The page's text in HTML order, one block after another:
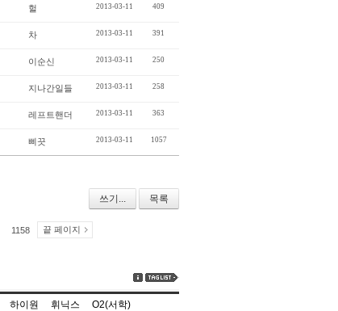
헐 2013-03-11 409
차 2013-03-11 391
이순신 2013-03-11 250
지나간일들 2013-03-11 258
레프트핸더 2013-03-11 363
삐끗 2013-03-11 1057
쓰기... 목록
1158 끝 페이지
하이원 휘닉스 O2(서학)